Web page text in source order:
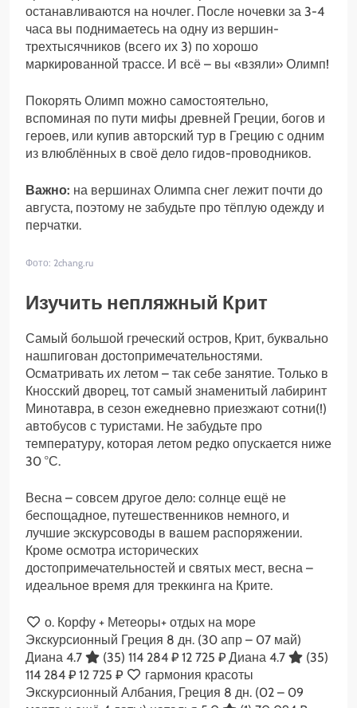
останавливаются на ночлег. После ночевки за 3-4
часа вы поднимаетесь на одну из вершин-
трехтысячников (всего их 3) по хорошо
маркированной трассе. И всё – вы «взяли» Олимп!
Покорять Олимп можно самостоятельно,
вспоминая по пути мифы древней Греции, богов и
героев, или купив авторский тур в Грецию с одним
из влюблённых в своё дело гидов-проводников.
Важно: на вершинах Олимпа снег лежит почти до
августа, поэтому не забудьте про тёплую одежду и
перчатки.
Фото: 2chang.ru
Изучить непляжный Крит
Самый большой греческий остров, Крит, буквально
нашпигован достопримечательностями.
Осматривать их летом – так себе занятие. Только в
Кносский дворец, тот самый знаменитый лабиринт
Минотавра, в сезон ежедневно приезжают сотни(!)
автобусов с туристами. Не забудьте про
температуру, которая летом редко опускается ниже
30 °С.
Весна – совсем другое дело: солнце ещё не
беспощадное, путешественников немного, и
лучшие экскурсоводы в вашем распоряжении.
Кроме осмотра исторических
достопримечательностей и святых мест, весна –
идеальное время для треккинга на Крите.
о. Корфу + Метеоры+ отдых на море
Экскурсионный Греция 8 дн. (30 апр – 07 май)
Диана 4.7
(35) 114 284 ₽ 12 725 ₽ Диана 4.7
(35)
114 284 ₽ 12 725 ₽
гармония красоты
Экскурсионный Албания, Греция 8 дн. (02 – 09